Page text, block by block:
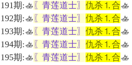
191期:🚣 〖青莲道士〗 仇杀⒈合🚣
192期:🚣 〖青莲道士〗 仇杀⒈合🚣
193期:🚣 〖青莲道士〗 仇杀⒈合🚣
194期:🚣 〖青莲道士〗 仇杀⒈合🚣
195期:🚣 〖青莲道士〗 仇杀⒈合🚣